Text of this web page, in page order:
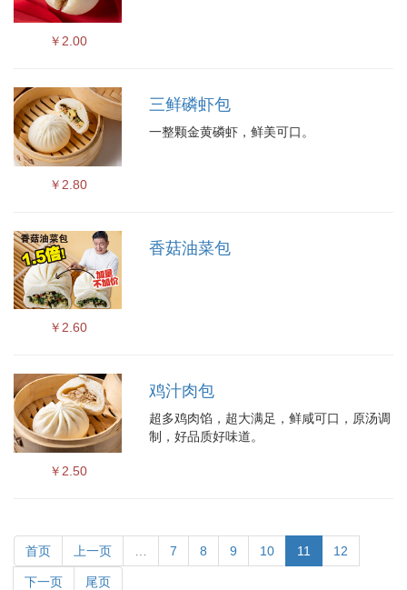
￥2.00
￥2.80
三鲜磷虾包
一整颗金黄磷虾，鲜美可口。
￥2.60
香菇油菜包
￥2.50
鸡汁肉包
超多鸡肉馅，超大满足，鲜咸可口，原汤调
制，好品质好味道。
首页 上一页 7 8 9 10 11 12
下一页 尾页